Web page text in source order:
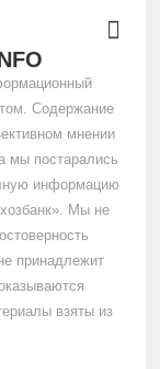
Содержание
мнении
мы постарались
информацию
Мы не
принадлежит
взяты из